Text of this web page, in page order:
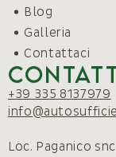
Blog
Galleria
Contattaci
+39 335 8137979
Loc. Paganico